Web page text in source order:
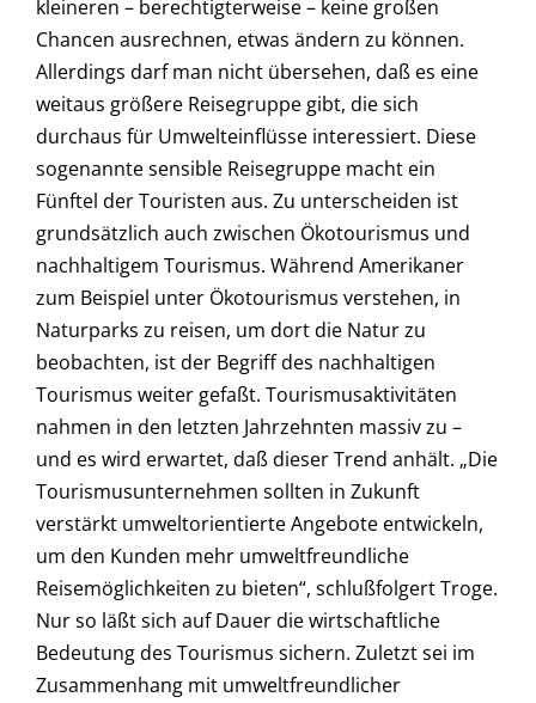
kleineren – berechtigterweise – keine großen
Chancen ausrechnen, etwas ändern zu können.
Allerdings darf man nicht übersehen, daß es eine
weitaus größere Reisegruppe gibt, die sich
durchaus für Umwelteinflüsse interessiert. Diese
sogenannte sensible Reisegruppe macht ein
Fünftel der Touristen aus. Zu unterscheiden ist
grundsätzlich auch zwischen Ökotourismus und
nachhaltigem Tourismus. Während Amerikaner
zum Beispiel unter Ökotourismus verstehen, in
Naturparks zu reisen, um dort die Natur zu
beobachten, ist der Begriff des nachhaltigen
Tourismus weiter gefaßt. Tourismusaktivitäten
nahmen in den letzten Jahrzehnten massiv zu –
und es wird erwartet, daß dieser Trend anhält. „Die
Tourismusunternehmen sollten in Zukunft
verstärkt umweltorientierte Angebote entwickeln,
um den Kunden mehr umweltfreundliche
Reisemöglichkeiten zu bieten“, schlußfolgert Troge.
Nur so läßt sich auf Dauer die wirtschaftliche
Bedeutung des Tourismus sichern. Zuletzt sei im
Zusammenhang mit umweltfreundlicher